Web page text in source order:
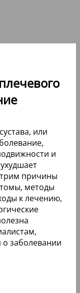
или
и
причины
методы
к лечению,
заболевании